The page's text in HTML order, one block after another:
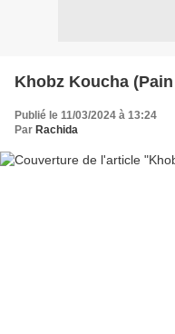
Khobz Koucha
Publié le 11/03/2024 à 13:24
Par Rachida